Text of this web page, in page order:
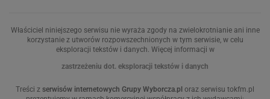
Właściciel niniejszego serwisu nie wyraża zgody na zwielokrotnianie ani inne
korzystanie z utworów rozpowszechnionych w tym serwisie, w celu
eksploracji tekstów i danych. Więcej informacji w
zastrzeżeniu dot. eksploracji tekstów i danych
Treści z serwisów internetowych Grupy Wyborcza.pl oraz serwisu tokfm.pl